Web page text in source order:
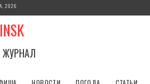
2026
ЖУРНАЛ